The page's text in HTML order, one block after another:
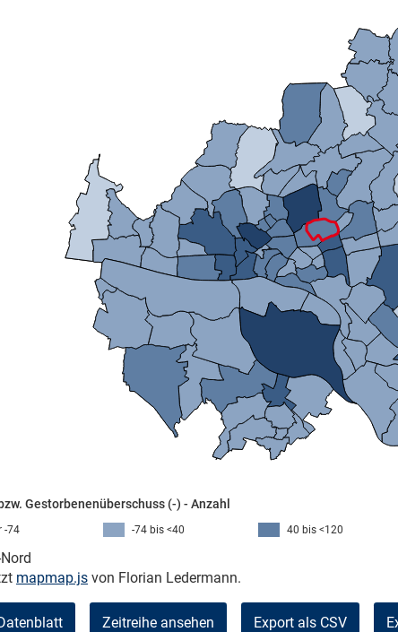
Gestorbenenüberschuss (-) - Anzahl
40 bis <120
-74 bis <40
-74
mapmap.js von Florian Ledermann.
Zeitreihe ansehen Export als CSV